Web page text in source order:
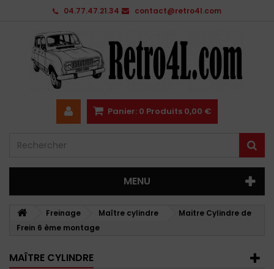
04.77.47.21.34 contact@retro4l.com
Panier: 0 Produits 0,00 €
MENU
Freinage Maître cylindre
Maitre Cylindre de
Frein 6 ème montage
MAÎTRE CYLINDRE